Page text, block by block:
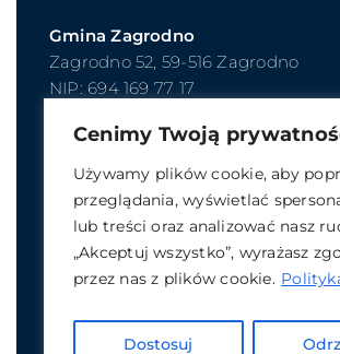
Cenimy Twoją
Używamy plików cookie, aby
przeglądania, wyświetlać
lub treści oraz analizować nasz
„Akceptuj wszystko”, wyrażasz
przez nas z plików cookie.
Dostosuj
Gmina Zagrodno
Zagrodno 52, 59-516 Zagrodno
NIP: 694 169 77 17
ugzagrodno@zagrodno.eu